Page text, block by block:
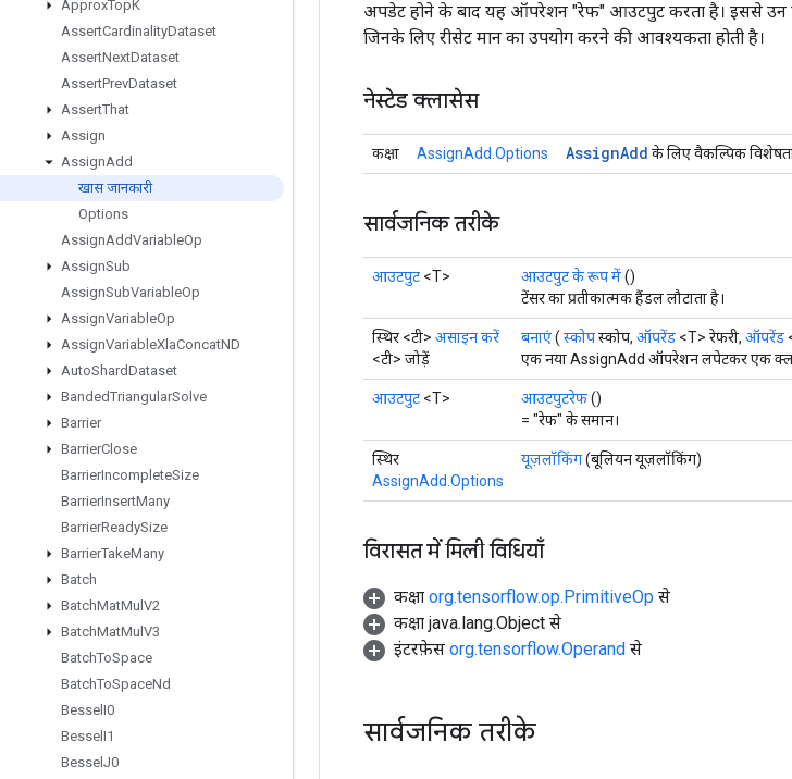
ApproxTopK
AssertCardinalityDataset
AssertNextDataset
AssertPrevDataset
AssertThat
Assign
AssignAdd
खास जानकारी
Options
AssignAddVariableOp
AssignSub
AssignSubVariableOp
AssignVariableOp
AssignVariableXlaConcatND
AutoShardDataset
BandedTriangularSolve
Barrier
BarrierClose
BarrierIncompleteSize
BarrierInsertMany
BarrierReadySize
BarrierTakeMany
Batch
BatchMatMul V2
BatchMatMul V3
BatchToSpace
BatchToSpaceNd
Bessel I0
Bessel I1
Bessel J0
अपडेट होने के बाद यह ऑपरेशन "रेफ" आउटपुट करता है। इससे उन
जिनके लिए रीसेट मान का उपयोग करने की आवश्यकता होती है।
नेस्टेड क्लासेस
कक्षा AssignAdd.Options AssignAdd के लिए वैकल्पिक
सार्वजनिक तरीके
आउटपुट <T> आउटपुट के रूप में()
टेंसर का प्रतीकात्मक हैंडल लौटाता है।
स्थिर <टी> असाइन करें
<टी> जोड़ें
बनाएं( स्कोपस्कोप, ऑपरेंड <T> रेफरी, ऑपरेंड
एक नया AssignAdd ऑपरेशन लपेटकर एक
आउटपुट <T> आउटपुटरेफ()
= "रेफ" के समान।
स्थिर
AssignAdd.Options
यूज़लॉकिंग(बूलियन यूज़लॉकिंग)
विरासत में मिली विधियाँ
कक्षा org.tensorflow.op.PrimitiveOp से
कक्षा java.lang.Object से
इंटरफ़ेस org.tensorflow.Operand से
सार्वजनिक तरीके